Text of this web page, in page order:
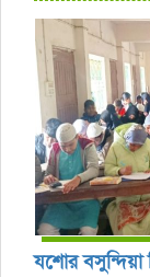
যশোর বসুন্দিয়া